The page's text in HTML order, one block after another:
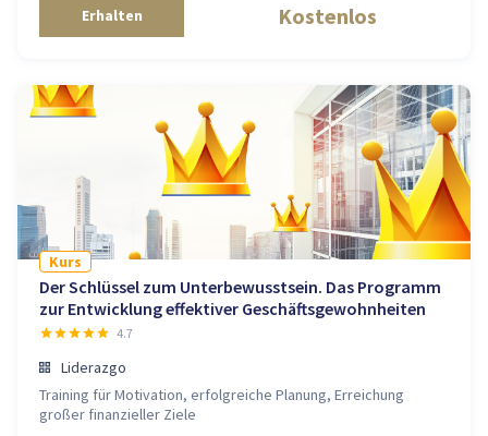
Erhalten Kostenlos
Kurs
Der Schlüssel zum Unterbewusstsein. Das Programm
zur Entwicklung effektiver Geschäftsgewohnheiten
4.7
Liderazgo
Training für Motivation, erfolgreiche Planung, Erreichung
großer finanzieller Ziele